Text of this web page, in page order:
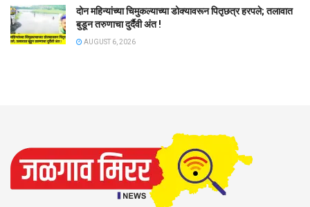
दोन महिन्यांच्या चिमुकल्याच्या डोक्यावरून पितृछत्र हरपले; तलावात
बुडून तरुणाचा दुर्दैवी अंत !
AUGUST 6, 2026